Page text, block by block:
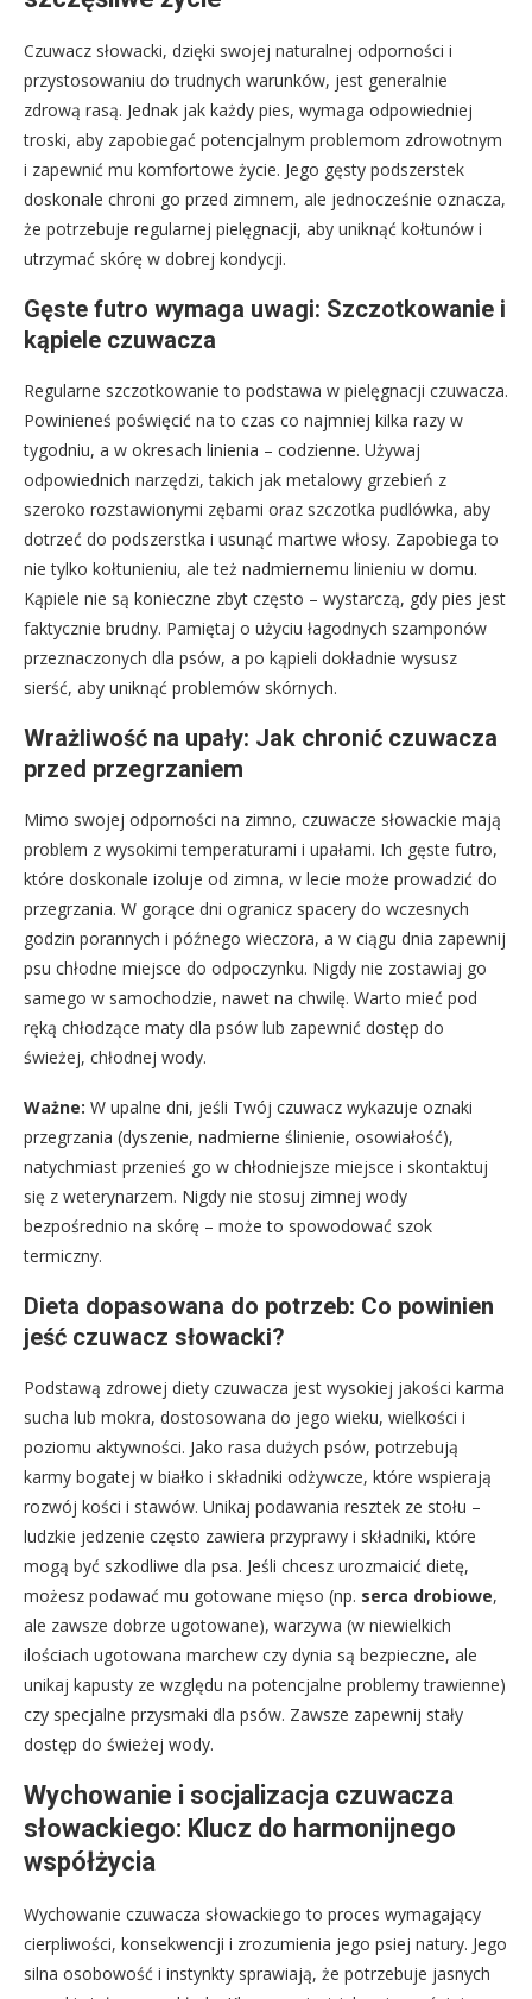
Czuwacz słowacki, dzięki swojej naturalnej odporności i
przystosowaniu do trudnych warunków, jest generalnie
zdrową rasą. Jednak jak każdy pies, wymaga odpowiedniej
troski, aby zapobiegać potencjalnym problemom zdrowotnym
i zapewnić mu komfortowe życie. Jego gęsty podszerstek
doskonale chroni go przed zimnem, ale jednocześnie oznacza,
że potrzebuje regularnej pielęgnacji, aby uniknąć kołtunów i
utrzymać skórę w dobrej kondycji.
Gęste futro wymaga uwagi: Szczotkowanie i
kąpiele czuwacza
Regularne szczotkowanie to podstawa w pielęgnacji czuwacza.
Powinieneś poświęcić na to czas co najmniej kilka razy w
tygodniu, a w okresach linienia – codzienne. Używaj
odpowiednich narzędzi, takich jak metalowy grzebień z
szeroko rozstawionymi zębami oraz szczotka pudlówka, aby
dotrzeć do podszerstka i usunąć martwe włosy. Zapobiega to
nie tylko kołtunieniu, ale też nadmiernemu linieniu w domu.
Kąpiele nie są konieczne zbyt często – wystarczą, gdy pies jest
faktycznie brudny. Pamiętaj o użyciu łagodnych szamponów
przeznaczonych dla psów, a po kąpieli dokładnie wysusz
sierść, aby uniknąć problemów skórnych.
Wrażliwość na upały: Jak chronić czuwacza
przed przegrzaniem
Mimo swojej odporności na zimno, czuwacze słowackie mają
problem z wysokimi temperaturami i upałami. Ich gęste futro,
które doskonale izoluje od zimna, w lecie może prowadzić do
przegrzania. W gorące dni ogranicz spacery do wczesnych
godzin porannych i późnego wieczora, a w ciągu dnia zapewnij
psu chłodne miejsce do odpoczynku. Nigdy nie zostawiaj go
samego w samochodzie, nawet na chwilę. Warto mieć pod
ręką chłodzące maty dla psów lub zapewnić dostęp do
świeżej, chłodnej wody.
Ważne: W upalne dni, jeśli Twój czuwacz wykazuje oznaki
przegrzania (dyszenie, nadmierne ślinienie, osowiałość),
natychmiast przenieś go w chłodniejsze miejsce i skontaktuj
się z weterynarzem. Nigdy nie stosuj zimnej wody
bezpośrednio na skórę – może to spowodować szok
termiczny.
Dieta dopasowana do potrzeb: Co powinien
jeść czuwacz słowacki?
Podstawą zdrowej diety czuwacza jest wysokiej jakości karma
sucha lub mokra, dostosowana do jego wieku, wielkości i
poziomu aktywności. Jako rasa dużych psów, potrzebują
karmy bogatej w białko i składniki odżywcze, które wspierają
rozwój kości i stawów. Unikaj podawania resztek ze stołu –
ludzkie jedzenie często zawiera przyprawy i składniki, które
mogą być szkodliwe dla psa. Jeśli chcesz urozmaicić dietę,
możesz podawać mu gotowane mięso (np. serca drobiowe,
ale zawsze dobrze ugotowane), warzywa (w niewielkich
ilościach ugotowana marchew czy dynia są bezpieczne, ale
unikaj kapusty ze względu na potencjalne problemy trawienne)
czy specjalne przysmaki dla psów. Zawsze zapewnij stały
dostęp do świeżej wody.
Wychowanie i socjalizacja czuwacza
słowackiego: Klucz do harmonijnego
współżycia
Wychowanie czuwacza słowackiego to proces wymagający
cierpliwości, konsekwencji i zrozumienia jego psiej natury. Jego
silna osobowość i instynkty sprawiają, że potrzebuje jasnych